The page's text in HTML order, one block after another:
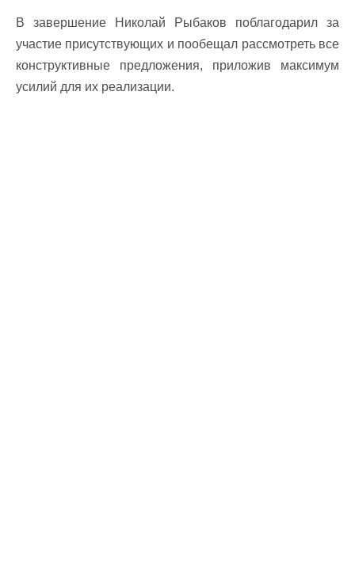
В завершение Николай Рыбаков поблагодарил за
участие присутствующих и пообещал рассмотреть все
конструктивные предложения, приложив максимум
усилий для их реализации.